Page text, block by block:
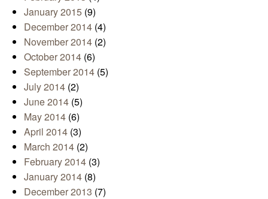
January 2015 (9)
December 2014 (4)
November 2014 (2)
October 2014 (6)
September 2014 (5)
July 2014 (2)
June 2014 (5)
May 2014 (6)
April 2014 (3)
March 2014 (2)
February 2014 (3)
January 2014 (8)
December 2013 (7)